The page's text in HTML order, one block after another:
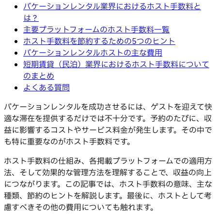
バケーションレンタル業界におけるホスト手数料と
は？
主要プラットフォームのホスト手数料一覧
ホスト手数料を節約するための5つのヒント
バケーションレンタルホストの主な費用
短期賃貸（民泊）業界におけるホスト手数料について
のまとめ
よくある質問
バケーションレンタルを成功させるには、ゲストを迎えて快
適な滞在を提供するだけでは不十分です。予約のたびに、収
益に影響するコストやサービス料金が発生します。その中で
も特に重要なのがホスト手数料です。
ホスト手数料の仕組み、各掲載プラットフォームでの適用方
法、そして効果的な管理方法を理解することで、収益の向上
につながります。この記事では、ホスト手数料の意味、主な
種類、節約のヒントを解説します。最後に、ホストとして考
慮すべきその他の費用についても触れます。